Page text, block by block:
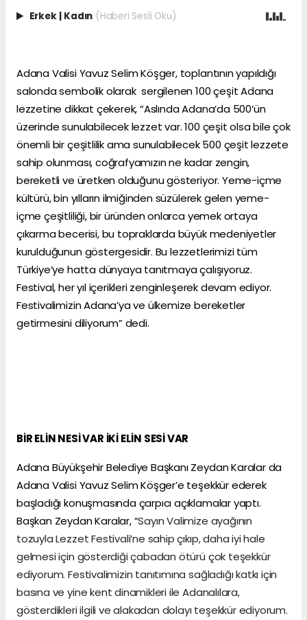
Erkek Kadın (Haberi Sesli Oku)
Adana Valisi Yavuz Selim Köşger, toplantının yapıldığı
salonda sembolik olarak sergilenen 100 çeşit Adana
lezzetine dikkat çekerek, “Aslında Adana’da 500’ün
üzerinde sunulabilecek lezzet var. 100 çeşit olsa bile çok
önemli bir çeşitlilik ama sunulabilecek 500 çeşit lezzete
sahip olunması, coğrafyamızın ne kadar zengin,
bereketli ve üretken olduğunu gösteriyor. Yeme-içme
kültürü, bin yılların ilmiğinden süzülerek gelen yeme-
içme çeşitliliği, bir üründen onlarca yemek ortaya
çıkarma becerisi, bu topraklarda büyük medeniyetler
kurulduğunun göstergesidir. Bu lezzetlerimizi tüm
Türkiye’ye hatta dünyaya tanıtmaya çalışıyoruz.
Festival, her yıl içerikleri zenginleşerek devam ediyor.
Festivalimizin Adana’ya ve ülkemize bereketler
getirmesini diliyorum” dedi.
BİR ELİN NESİ VAR İKİ ELİN SESİ VAR
Adana Büyükşehir Belediye Başkanı Zeydan Karalar da
Adana Valisi Yavuz Selim Köşger’e teşekkür ederek
başladığı konuşmasında çarpıcı açıklamalar yaptı.
Başkan Zeydan Karalar, “Sayın Valimize ayağının
tozuyla Lezzet Festivali’ne sahip çıkıp, daha iyi hale
gelmesi için gösterdiği çabadan ötürü çok teşekkür
ediyorum. Festivalimizin tanıtımına sağladığı katkı için
basına ve yine kent dinamikleri ile Adanalılara,
gösterdikleri ilgili ve alakadan dolayı teşekkür ediyorum.